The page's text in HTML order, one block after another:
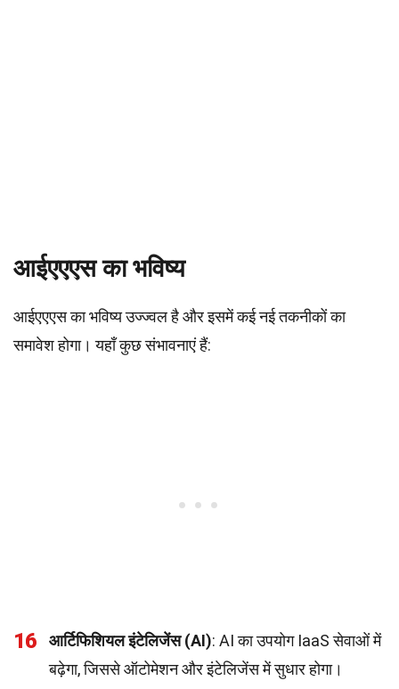
आईएएएस का भविष्य
आईएएएस का भविष्य उज्ज्वल है और इसमें कई नई तकनीकों का
समावेश होगा। यहाँ कुछ संभावनाएं हैं:
16 आर्टिफिशियल इंटेलिजेंस (AI): AI का उपयोग IaaS सेवाओं में
बढ़ेगा, जिससे ऑटोमेशन और इंटेलिजेंस में सुधार होगा।